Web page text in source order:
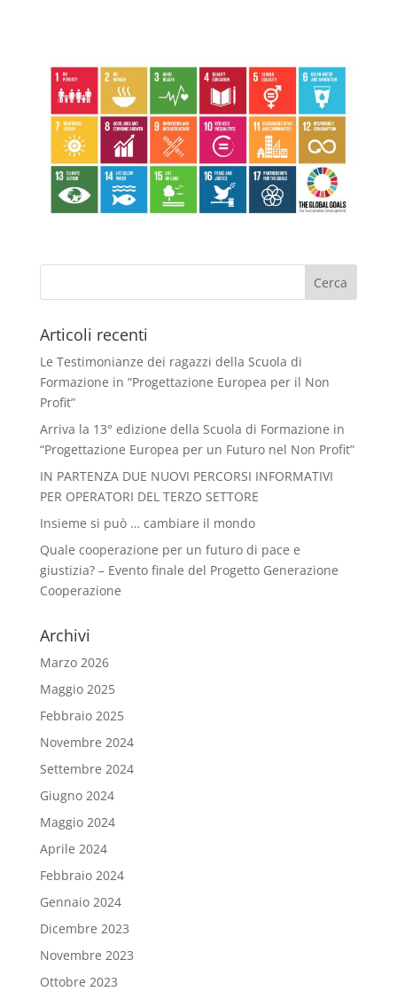
Articoli recenti
Le Testimonianze dei ragazzi della Scuola di
Formazione in “Progettazione Europea per il Non
Profit”
Arriva la 13° edizione della Scuola di Formazione in
“Progettazione Europea per un Futuro nel Non Profit”
IN PARTENZA DUE NUOVI PERCORSI INFORMATIVI
PER OPERATORI DEL TERZO SETTORE
Insieme si può … cambiare il mondo
Quale cooperazione per un futuro di pace e
giustizia? – Evento finale del Progetto Generazione
Cooperazione
Archivi
Marzo 2026
Maggio 2025
Febbraio 2025
Novembre 2024
Settembre 2024
Giugno 2024
Maggio 2024
Aprile 2024
Febbraio 2024
Gennaio 2024
Dicembre 2023
Novembre 2023
Ottobre 2023